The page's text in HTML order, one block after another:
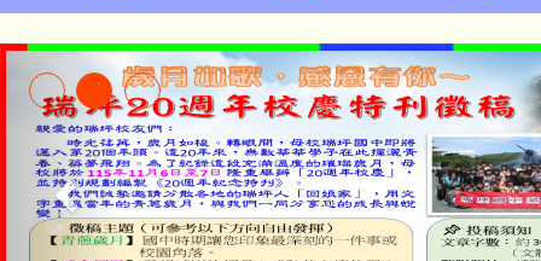
115年食農教育專業人